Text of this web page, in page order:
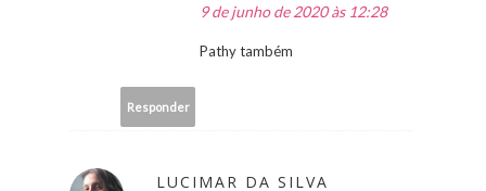
9 de junho de 2020 às 12:28
Pathy também
Responder
LUCIMAR DA SILVA